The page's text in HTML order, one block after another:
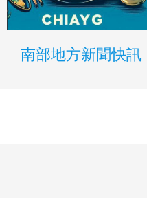
南部地方新聞快訊